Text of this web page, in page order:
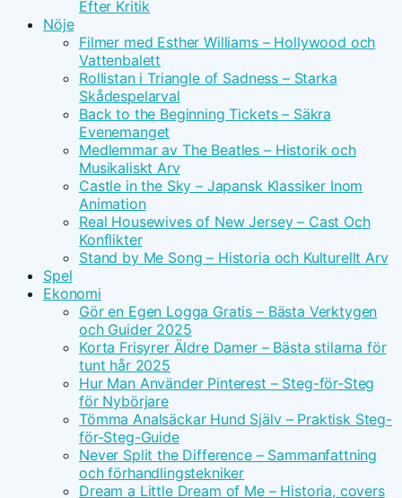
Efter Kritik
Nöje
Filmer med Esther Williams – Hollywood och
Vattenbalett
Rollistan i Triangle of Sadness – Starka
Skådespelarval
Back to the Beginning Tickets – Säkra
Evenemanget
Medlemmar av The Beatles – Historik och
Musikaliskt Arv
Castle in the Sky – Japansk Klassiker Inom
Animation
Real Housewives of New Jersey – Cast Och
Konflikter
Stand by Me Song – Historia och Kulturellt Arv
Spel
Ekonomi
Gör en Egen Logga Gratis – Bästa Verktygen
och Guider 2025
Korta Frisyrer Äldre Damer – Bästa stilarna för
tunt hår 2025
Hur Man Använder Pinterest – Steg-för-Steg
för Nybörjare
Tömma Analsäckar Hund Själv – Praktisk Steg-
för-Steg-Guide
Never Split the Difference – Sammanfattning
och förhandlingstekniker
Dream a Little Dream of Me – Historia, covers